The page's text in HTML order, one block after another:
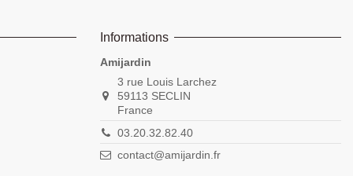
Informations
Amijardin
3 rue Louis Larchez
59113 SECLIN
France
03.20.32.82.40
contact@amijardin.fr